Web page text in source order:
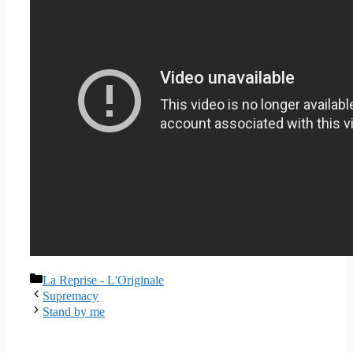
Catégories
La Reprise - L'Originale
Supremacy
Stand by me